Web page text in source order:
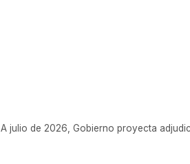
A julio de 2026, Gobierno proyecta